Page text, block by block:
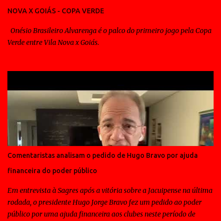
NOVA X GOIÁS - COPA VERDE
Onésio Brasileiro Alvarenga é o palco do primeiro jogo pela Copa
Verde entre Vila Nova x Goiás.
Comentaristas analisam o pedido de Hugo Bravo por ajuda
financeira do poder público
Em entrevista à Sagres após a vitória sobre a Jacuipense na última
rodada, o presidente Hugo Jorge Bravo fez um pedido ao poder
público por uma ajuda financeira aos clubes neste período de